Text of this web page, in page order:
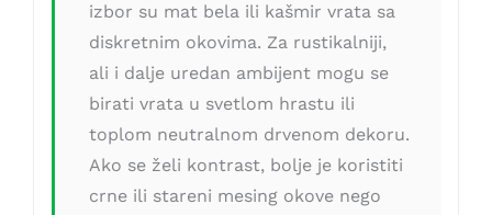
izbor su mat bela ili kašmir vrata sa
diskretnim okovima. Za rustikalniji,
ali i dalje uredan ambijent mogu se
birati vrata u svetlom hrastu ili
toplom neutralnom drvenom dekoru.
Ako se želi kontrast, bolje je koristiti
crne ili stareni mesing okove nego